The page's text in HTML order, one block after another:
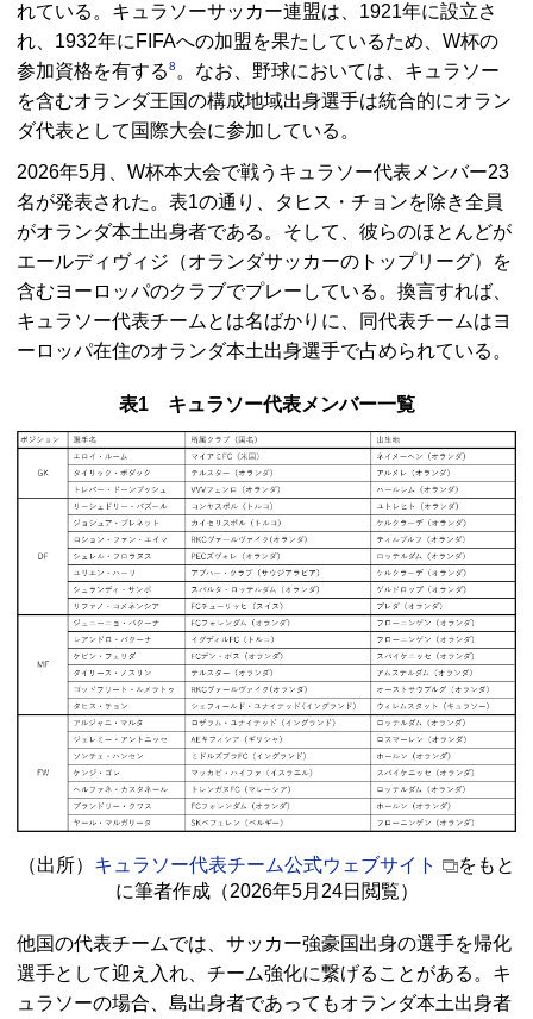
れている。キュラソーサッカー連盟は、1921年に設立さ
れ、1932年にFIFAへの加盟を果たしているため、W杯の
参加資格を有する8。なお、野球においては、キュラソー
を含むオランダ王国の構成地域出身選手は統合的にオラン
ダ代表として国際大会に参加している。
2026年5月、W杯本大会で戦うキュラソー代表メンバー23
名が発表された。表1の通り、タヒス・チョンを除き全員
がオランダ本土出身者である。そして、彼らのほとんどが
エールディヴィジ（オランダサッカーのトップリーグ）を
含むヨーロッパのクラブでプレーしている。換言すれば、
キュラソー代表チームとは名ばかりに、同代表チームはヨ
ーロッパ在住のオランダ本土出身選手で占められている。
表1 キュラソー代表メンバー一覧
（出所） キュラソー代表チーム公式ウェブサイト
をもと
に筆者作成（2026年5月24日閲覧）
他国の代表チームでは、サッカー強豪国出身の選手を帰化
選手として迎え入れ、チーム強化に繋げることがある。キ
ュラソーの場合、島出身者であってもオランダ本土出身者